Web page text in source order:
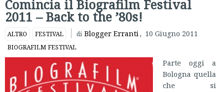
Comincia il Biografilm Festival
2011 – Back to the ’80s!
ALTRO FESTIVAL di Blogger Erranti, 10 Giugno 2011
BIOGRAFILM FESTIVAL
Parte oggi a
Bologna quella
che si